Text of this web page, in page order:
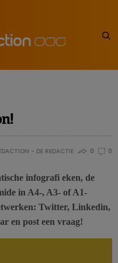
- DE REDACTIE 0 0
infografi eken, de
in A4-, A3- of A1-
Twitter, Linkedin,
en post een vraag!